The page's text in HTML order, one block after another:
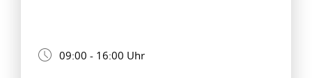
09:00 - 16:00 Uhr